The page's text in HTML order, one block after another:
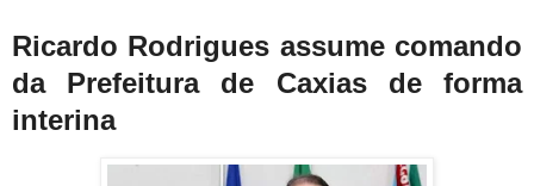
Ricardo Rodrigues assume comando
da Prefeitura de Caxias de forma
interina